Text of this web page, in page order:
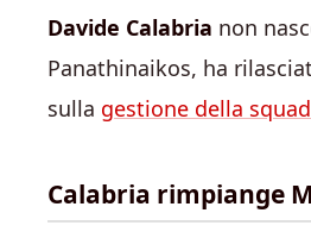
Davide Calabria non
Panathinaikos, ha
sulla gestione della
Calabria rimpiange